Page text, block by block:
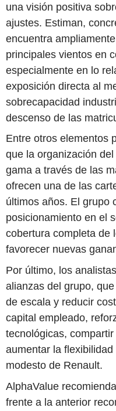
una visión positiva
ajustes. Estiman,
encuentra
principales vientos en
especialmente en lo
exposición directa al
sobrecapacidad
descenso de las
Entre otros elementos
que la organización
gama a través de las
ofrecen una de las
últimos años. El grupo
posicionamiento en el
cobertura completa de
favorecer nuevas
Por último, los
alianzas del grupo,
de escala y reducir
capital empleado,
tecnológicas,
aumentar la
modesto de Renault.
AlphaValue
frente a la anterior